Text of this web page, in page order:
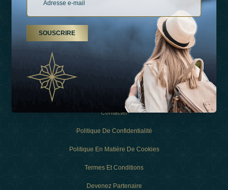
À Propos De Nous
Types De Vacances
Contacter
Politique De Confidentialité
Politique En Matière De Cookies
Termes Et Conditions
Devenez Partenaire
SOUSCRIRE